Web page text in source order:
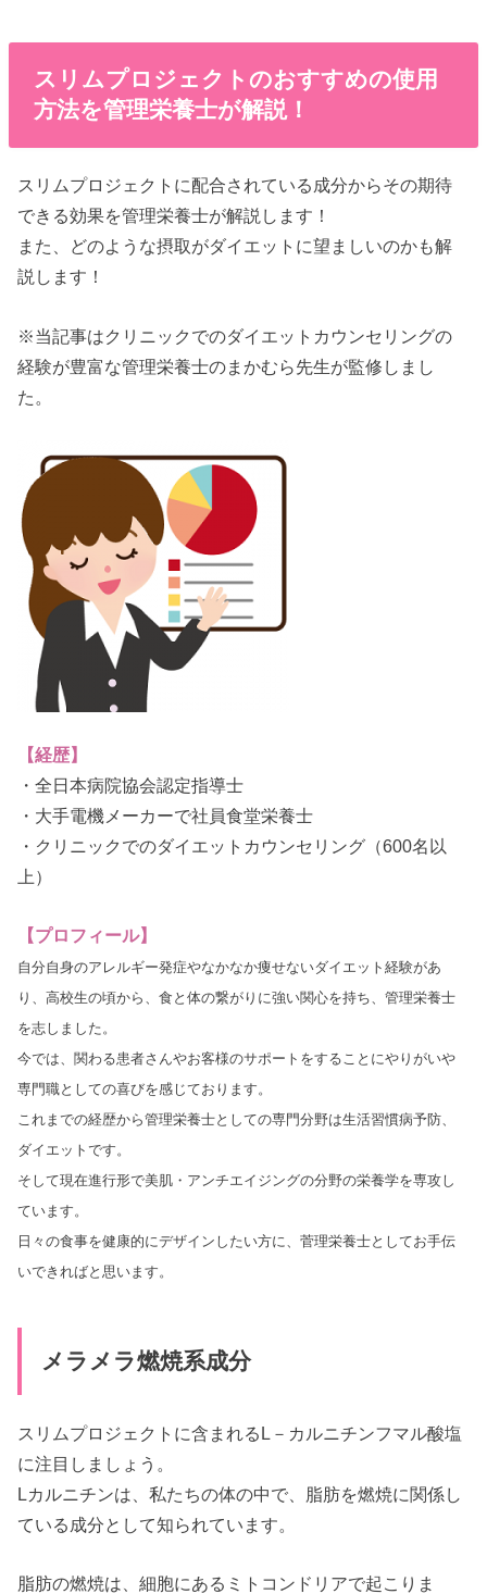
スリムプロジェクトのおすすめの使用
方法を管理栄養士が解説！
スリムプロジェクトに配合されている成分からその期待
できる効果を管理栄養士が解説します！
また、どのような摂取がダイエットに望ましいのかも解
説します！
※当記事はクリニックでのダイエットカウンセリングの
経験が豊富な管理栄養士のまかむら先生が監修しまし
た。
【経歴】
・全日本病院協会認定指導士
・大手電機メーカーで社員食堂栄養士
・クリニックでのダイエットカウンセリング（600名以
上）
【プロフィール】
自分自身のアレルギー発症やなかなか痩せないダイエット経験があ
り、高校生の頃から、食と体の繋がりに強い関心を持ち、管理栄養士
を志しました。
今では、関わる患者さんやお客様のサポートをすることにやりがいや
専門職としての喜びを感じております。
これまでの経歴から管理栄養士としての専門分野は生活習慣病予防、
ダイエットです。
そして現在進行形で美肌・アンチエイジングの分野の栄養学を専攻し
ています。
日々の食事を健康的にデザインしたい方に、菅理栄養士としてお手伝
いできればと思います。
メラメラ燃焼系成分
スリムプロジェクトに含まれるL－カルニチンフマル酸塩
に注目しましょう。
Lカルニチンは、私たちの体の中で、脂肪を燃焼に関係し
ている成分として知られています。
脂肪の燃焼は、細胞にあるミトコンドリアで起こりま